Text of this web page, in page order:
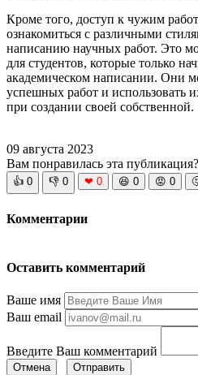
Кроме того, доступ к чужим
ознакомиться с различными
написанию научных работ. Это
для студентов, которые только
академическом написании. Они
успешных работ и использовать
при создании своей собственной.
09 августа 2023
Вам понравилась эта публикация?
👍 0 👎 0 ❤ 0 😆 0 😡 0
Комментарии
Оставить комментарий
Ваше имя
Ваш email
Введите Ваш комментарий
Отмена Отправить